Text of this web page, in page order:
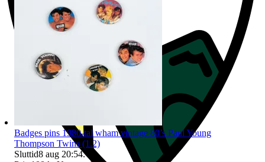
Badges pins 1980-tal wham vintage 80’s Paul Young
Thompson Twins (1.2)
Sluttid8 aug 20:54.